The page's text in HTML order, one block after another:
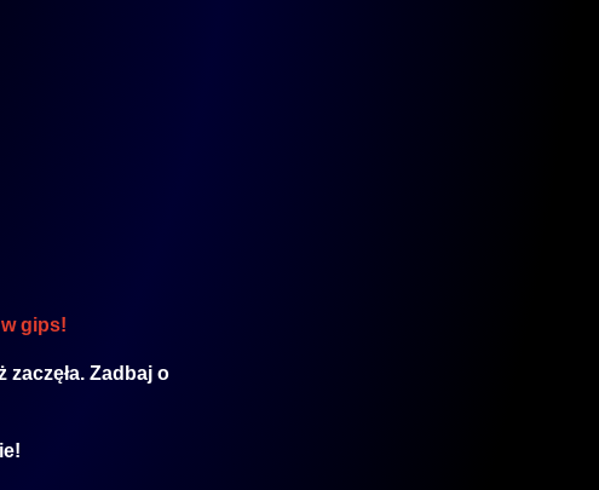
gips!
Zadbaj o